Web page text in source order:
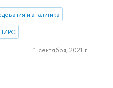
и аналитика
НИРС
1 сентября, 2021 г.